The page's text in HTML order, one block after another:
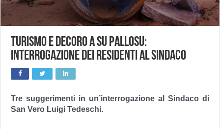
Turismo e decoro a Su Pallosu:
interrogazione dei residenti al Sindaco
Tre suggerimenti in un’interrogazione al Sindaco di
San Vero Luigi Tedeschi.